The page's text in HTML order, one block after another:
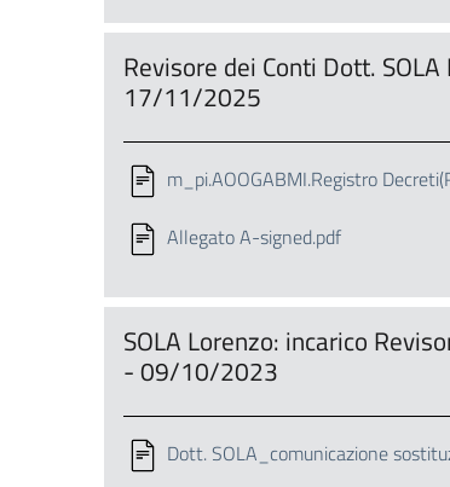
Revisore dei Conti Dott.
17/11/2025
m_pi.AOOGABMI.Registro
Allegato A-signed.pdf
SOLA Lorenzo: incarico
- 09/10/2023
Dott. SOLA_comunicazione